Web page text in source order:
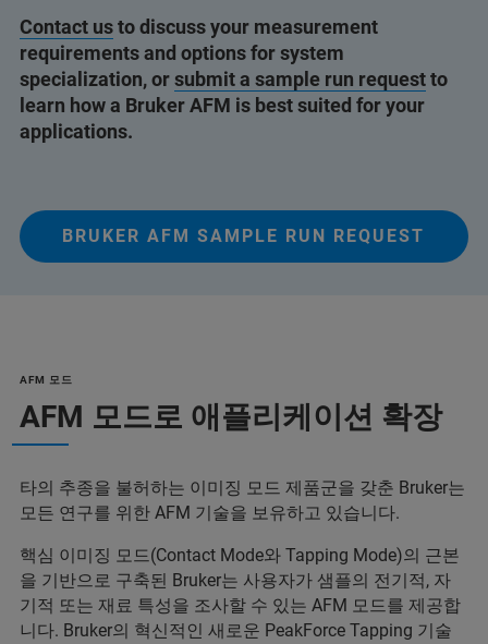
Contact usto discuss your measurement
requirements and options for system
specialization, orsubmit a sample run requestto
learn how a Bruker AFM is best suited for your
applications.
BRUKER AFM SAMPLE RUN REQUEST
AFM 모드
AFM 모드로 애플리케이션 확장
타의 추종을 불허하는 이미징 모드 제품군을 갖춘 Bruker는
모든 연구를 위한 AFM 기술을 보유하고 있습니다.
핵심 이미징 모드(Contact Mode와 Tapping Mode)의 근본
을 기반으로 구축된 Bruker는 사용자가 샘플의 전기적, 자
기적 또는 재료 특성을 조사할 수 있는 AFM 모드를 제공합
니다. Bruker의 혁신적인 새로운 PeakForce Tapping 기술